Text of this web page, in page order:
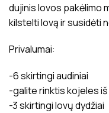
dujinis lovos pakėlimo
kilstelti lovą ir susidėti
Privalumai:
-6 skirtingi audiniai
-galite rinktis kojeles
-3 skirtingi lovų dydžiai